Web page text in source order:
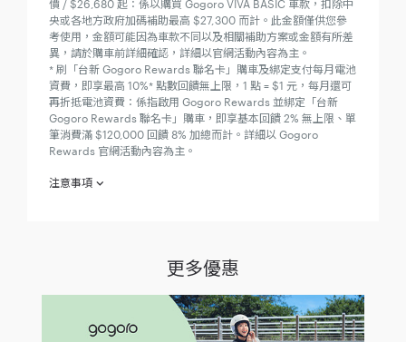
央或各地方政府加碼補助最高 $27,300 而計。此金額僅供您參
考使用，金額可能因為車款不同以及相關補助方案或金額有所差
異，請於購車前詳細確認，詳細以官網活動內容為主。
* 刷「台新 Gogoro Rewards 聯名卡」購車及綁定支付每月電池
資費，即享最高 10%* 點數回饋無上限，1 點 = $1 元，每月還可
再折抵電池資費：係指啟用 Gogoro Rewards 並綁定「台新
Gogoro Rewards 聯名卡」購車，即享基本回饋 2% 無上限、單
筆消費滿 $120,000 回饋 8% 加總而計。詳細以 Gogoro
Rewards 官網活動內容為主。
注意事項
意本注意事項之全部或一部，請勿參加本活動。
（下稱「活動期間」）至睿能創意營銷股份有限公司（下稱
「Gogoro」） 直營、加盟活動門市捐贈二手玩具，並經門
市人員判定該玩具可捐贈者（須非法人或相關團體，下稱
「參加人」），即可領取「捐贈禮」。
更多優惠